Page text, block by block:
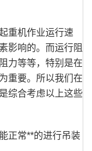
重机作业运行速
影响的。而运行阻
力等等，特别是在
重要。所以我们在
综合考虑以上这些
正常**的进行吊装